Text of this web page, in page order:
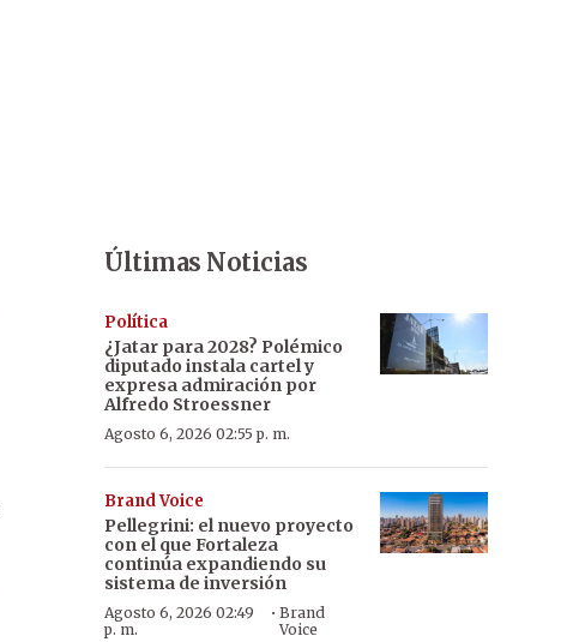
Últimas Noticias
Política
¿Jatar para 2028? Polémico
diputado instala cartel y
expresa admiración por
Alfredo Stroessner
Agosto 6, 2026 02:55 p. m.
Brand Voice
Pellegrini: el nuevo proyecto
con el que Fortaleza
continúa expandiendo su
sistema de inversión
Agosto 6, 2026 02:49
p. m.
·Brand
Voice